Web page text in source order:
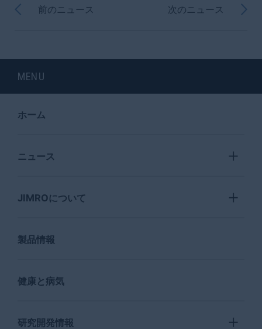
前のニュース 次のニュース
MENU
ホーム
ニュース
JIMROについて
製品情報
健康と病気
研究開発情報